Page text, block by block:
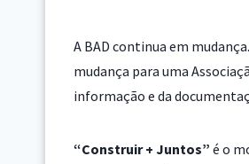
A BAD continua em
mudança para uma
informação e da
“Construir + Juntos” é o